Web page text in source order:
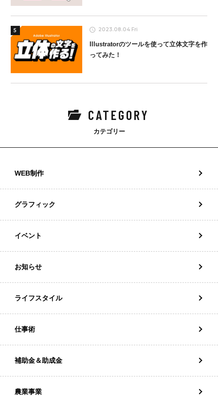
5 2023.08.04 Fri
Illustratorのツールを使って立体文字を作
ってみた！
CATEGORY
カテゴリー
WEB制作
グラフィック
イベント
お知らせ
ライフスタイル
仕事術
補助金＆助成金
農業事業